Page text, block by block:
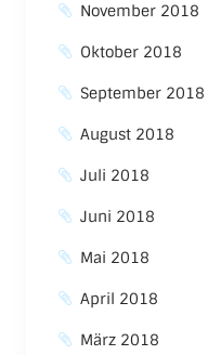
November 2018
Oktober 2018
September 2018
August 2018
Juli 2018
Juni 2018
Mai 2018
April 2018
März 2018